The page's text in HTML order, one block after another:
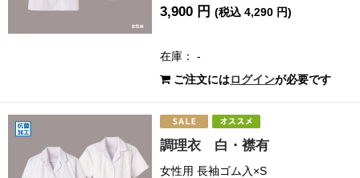
3,900 円(税込 4,290 円)
在庫： -
ご注文にはログインが必要です
調理衣 白・襟有
女性用 長袖ゴム入×S